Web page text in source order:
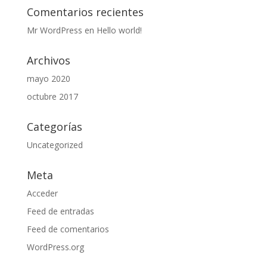
Comentarios recientes
Mr WordPress en Hello world!
Archivos
mayo 2020
octubre 2017
Categorías
Uncategorized
Meta
Acceder
Feed de entradas
Feed de comentarios
WordPress.org